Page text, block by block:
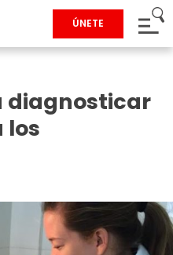
ÚNETE
diagnosticar
los